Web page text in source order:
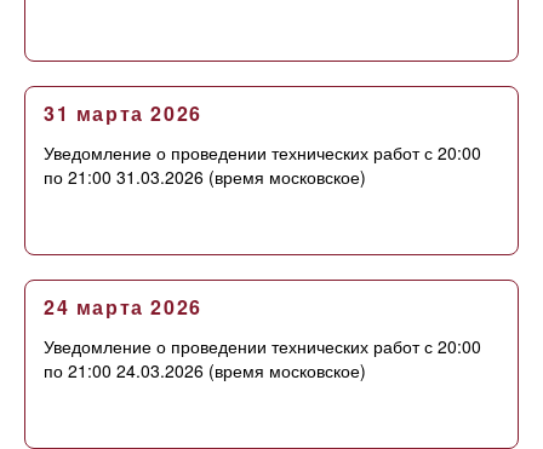
31 марта 2026
Уведомление о проведении технических работ с 20:00
по 21:00 31.03.2026 (время московское)
24 марта 2026
Уведомление о проведении технических работ с 20:00
по 21:00 24.03.2026 (время московское)